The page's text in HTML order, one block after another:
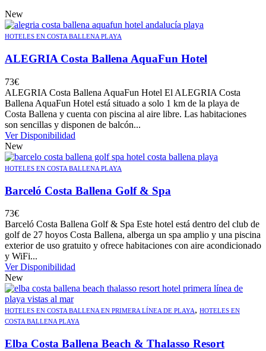
New
HOTELES EN COSTA BALLENA PLAYA
ALEGRIA Costa Ballena AquaFun Hotel
73€
ALEGRIA Costa Ballena AquaFun Hotel El ALEGRIA Costa
Ballena AquaFun Hotel está situado a solo 1 km de la playa de
Costa Ballena y cuenta con piscina al aire libre. Las habitaciones
son sencillas y disponen de balcón...
Ver Disponibilidad
New
HOTELES EN COSTA BALLENA PLAYA
Barceló Costa Ballena Golf & Spa
73€
Barceló Costa Ballena Golf & Spa Este hotel está dentro del club de
golf de 27 hoyos Costa Ballena, alberga un spa amplio y una piscina
exterior de uso gratuito y ofrece habitaciones con aire acondicionado
y WiFi...
Ver Disponibilidad
New
HOTELES EN COSTA BALLENA EN PRIMERA LÍNEA DE PLAYA, HOTELES EN
COSTA BALLENA PLAYA
Elba Costa Ballena Beach & Thalasso Resort